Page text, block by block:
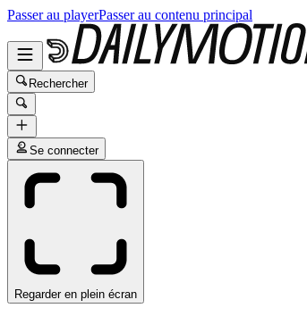
Passer au playerPasser au contenu principal
Rechercher
Se connecter
Regarder en plein écran